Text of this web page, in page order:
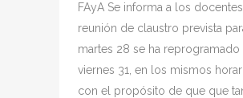
FAyA Se informa a los
reunión de claustro prevista
martes 28 se ha reprogramado
viernes 31, en los mismos
con el propósito de que que